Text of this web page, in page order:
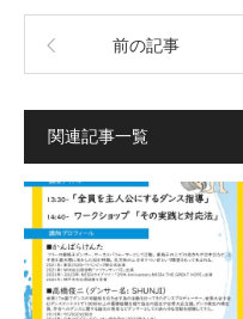
前の記事
関連記事一覧